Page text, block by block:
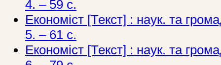
4. – 59 c.
Економіст [Текст] : наук. та
5. – 61 c.
Економіст [Текст] : наук. та